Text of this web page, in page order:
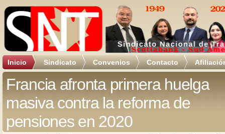
Inicio Sindicato Convenios Contacto
Francia afronta primera huelga
masiva contra la reforma de
pensiones en 2020